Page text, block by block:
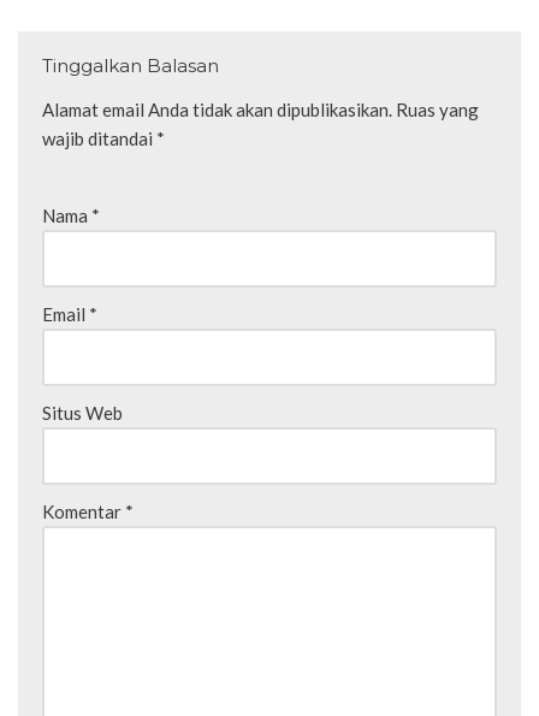
Tinggalkan Balasan
Alamat email Anda tidak akan dipublikasikan. Ruas yang
wajib ditandai *
Nama *
Email *
Situs Web
Komentar *